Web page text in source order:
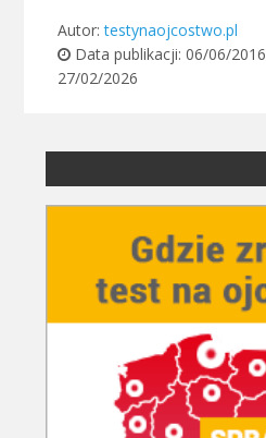
Autor:testynaojcostwo.pl
Data publikacji: 06/06/2016
27/02/2026